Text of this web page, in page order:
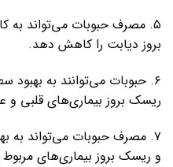
۵. مصرف حبوبات می‌تواند
بروز دیابت را کاهش دهد.
۶. حبوبات می‌توانند به
ریسک بروز بیماری‌های قلبی
۷. مصرف حبوبات می‌تواند به
و ریسک بروز بیماری‌های